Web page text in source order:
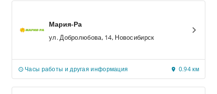
Мария-Ра
ул. Добролюбова, 14, Новосибирск
Часы работы и другая информация 0.94 км